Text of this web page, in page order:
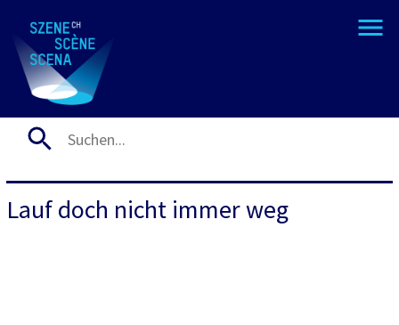
Lauf doch nicht immer weg